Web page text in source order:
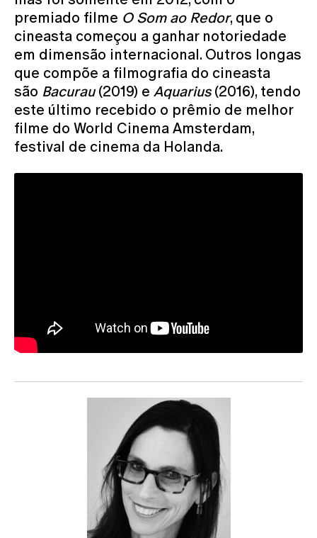
premiado filme O Som ao Redor, que o
cineasta começou a ganhar notoriedade
em dimensão internacional. Outros longas
que compõe a filmografia do cineasta
são Bacurau(2019) e Aquarius(2016), tendo
este último recebido o prêmio de melhor
filme do World Cinema Amsterdam,
festival de cinema da Holanda.